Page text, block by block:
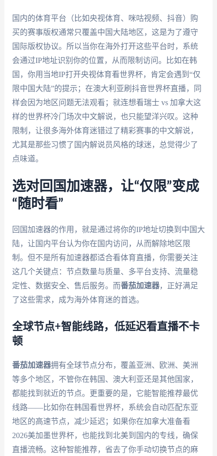
国内的体育平台（比如央视体育、咪咕视频、抖音）购
买的赛事版权通常只覆盖中国大陆地区，这是为了遵守
国际版权协议。所以当你在海外打开这些平台时，系统
会通过IP地址识别你的位置，从而限制访问。比如在韩
国，你用当地IP打开央视体育看世界杯，肯定会遇到“仅
限中国大陆”的提示；在澳大利亚刷抖音世界杯直播，同
样会因为地区问题无法观看；就连想看瑞士 vs 加拿大这
样的世界杯冷门场次中文解说，也只能望洋兴叹。这种
限制，让很多海外体育迷错过了精彩赛事的中文解说，
尤其是那些习惯了国内解说员风格的球迷，总觉得少了
点味道。
选对回国加速器，让“仅限”变成
“随时看”
回国加速器的作用，就是通过将你的IP地址切换到中国大
陆，让国内平台认为你在国内访问，从而解除地区限
制。但不是所有加速器都适合看体育直播，你需要关注
这几个关键点：节点数量与质量、多平台支持、流量稳
定性、数据安全、售后服务。而番茄加速器，正好满足
了这些需求，成为海外体育迷的首选。
全球节点+智能线路，低延迟看直播不卡
顿
番茄加速器拥有全球节点分布，覆盖亚洲、欧洲、美洲
等多个地区，不管你在韩国、澳大利亚还是其他国家，
都能找到就近的节点。更重要的是，它能智能推荐最优
线路——比如你在韩国看世界杯，系统会自动匹配东亚
地区的高速节点，减少延迟；如果你在加拿大准备看
2026美加墨世界杯，也能找到北美到国内的专线，确保
直播流畅。这种智能推荐，省去了你手动切换节点的麻